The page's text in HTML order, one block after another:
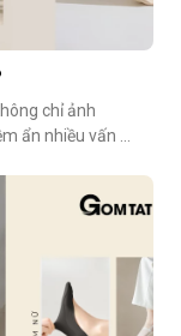
chỉ ảnh
ẩn nhiều vấn đề
của một đôi
thường xuyên